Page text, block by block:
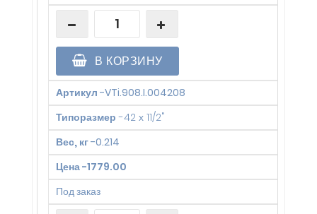
В КОРЗИНУ
Артикул -VTi.908.I.004208
Типоразмер -42 х 11/2"
Вес, кг-0.214
Цена-1779.00
Под заказ